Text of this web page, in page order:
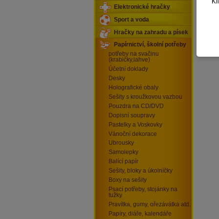
Elektronické hračky
Sport a voda
Hračky na zahradu a písek
Papírnictví, školní potřeby
potřeby na svačinu
(krabičky,lahve)
Účetní doklady
Desky
Holografické obaly
Sešity s kroužkovou vazbou
Pouzdra na CD/DVD
Dopisní soupravy
Pastelky a Voskovky
Vánoční dekorace
Ubrousky
Samolepky
Balící papír
Sešity, bloky a úkolníčky
Boxy na sešity
Psací potřeby, stojánky na
tužky
Pravítka, gumy, ořezávátka atd.
Papíry, diáře, kalendáře